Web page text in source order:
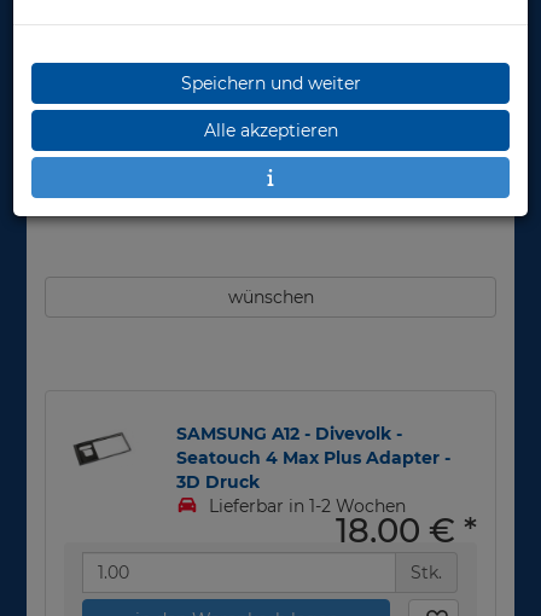
ab 18,00 €*
wünschen
SAMSUNG A12 - Divevolk -
Seatouch 4 Max Plus Adapter -
3D Druck
Lieferbar in 1-2 Wochen
18,00 € *
Stk.
Speichern und weiter
Alle akzeptieren